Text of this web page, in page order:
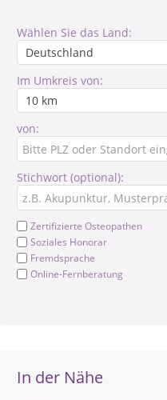
Wählen Sie das Land:
Im Umkreis von:
von:
Stichwort (optional):
Zertifizierte Osteopathen
Soziales Honorar
Fremdsprache
Online-Fernberatung
In der Nähe